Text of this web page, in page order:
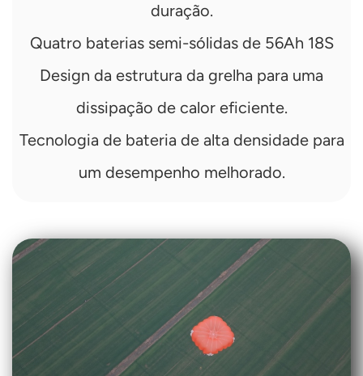
duração.
Quatro baterias semi-sólidas de 56Ah 18S
Design da estrutura da grelha para uma
dissipação de calor eficiente.
Tecnologia de bateria de alta densidade para
um desempenho melhorado.